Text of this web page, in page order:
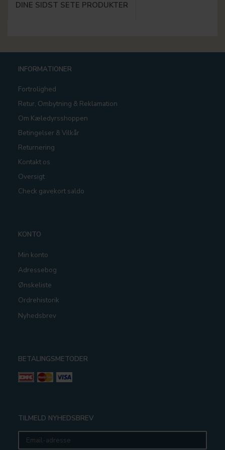
DINE SIDST SETE PRODUKTER
INFORMATIONER
Fortrolighed
Retur, Ombytning & Reklamation
Om Kæledyrsshoppen
Betingelser & Vilkår
Returnering
Kontakt os
Oversigt
Check gavekort saldo
KONTO
Min konto
Adressebog
Ønskeliste
Ordrehistorik
Nyhedsbrev
BETALINGSMETODER
TILMELD NYHEDSBREV
Email-
adresse